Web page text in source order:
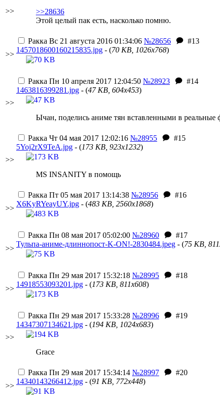
>>
>>28636
Этой целый пак есть, насколько помню.
>>
Ракка Вс 21 августа 2016 01:34:06 №28656
#13
1457018600160215835.jpg - (70 KB, 1026x768)
>>
Ракка Пн 10 апреля 2017 12:04:50 №28923
#14
1463816399281.jpg - (47 KB, 604x453)
Ычан, поделись аниме тян вставленными в реальные
>>
Ракка Чт 04 мая 2017 12:02:16 №28955
#15
5Yoj2rX9TeA.jpg - (173 KB, 923x1232)
MS INSANITY в помощь
>>
Ракка Пт 05 мая 2017 13:14:38 №28956
#16
X6KyRYeayUY.jpg - (483 KB, 2560x1868)
>>
Ракка Пн 08 мая 2017 05:02:00 №28960
#17
Тульпа-аниме-длиннопост-K-ON!-2830484.jpeg - (75 KB,
>>
Ракка Пн 29 мая 2017 15:32:18 №28995
#18
14918553093201.jpg - (173 KB, 811x608)
>>
Ракка Пн 29 мая 2017 15:33:28 №28996
#19
14347307134621.jpg - (194 KB, 1024x683)
Grace
>>
Ракка Пн 29 мая 2017 15:34:14 №28997
#20
14340143266412.jpg - (91 KB, 772x448)